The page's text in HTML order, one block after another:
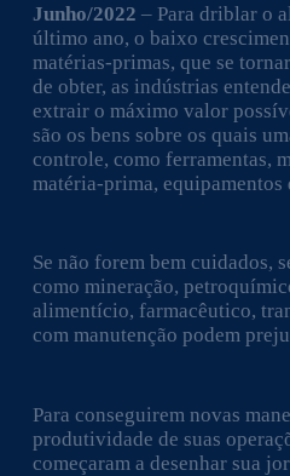
Junho/2022 – Para driblar o
último ano, o baixo
matérias-primas, que se
de obter, as indústrias
extrair o máximo valor
são os bens sobre os quais
controle, como ferramentas,
matéria-prima, equipamentos
Se não forem bem cuidados,
como mineração,
alimentício, farmacêutico,
com manutenção podem
Para conseguirem novas
produtividade de suas
começaram a desenhar sua